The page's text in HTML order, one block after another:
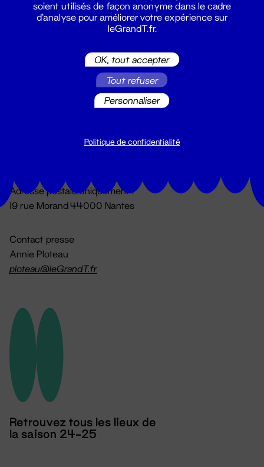
Du lundi au vendredi 14h → 18h
Adresse postale uniquement :
19 rue Morand 44000 Nantes
Contact presse
Annie Ploteau
ploteau@leGrandT.fr
Retrouvez tous les lieux de
la saison 24-25
soient utilisés de façon anonyme dans le cadre
d'analyse pour améliorer votre expérience sur
leGrandT.fr.
OK, tout accepter
Tout refuser
Personnaliser
Politique de confidentialité